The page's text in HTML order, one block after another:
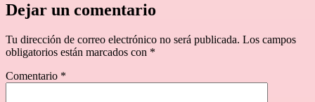
Dejar un comentario
Tu dirección de correo electrónico no será publicada. Los campos
obligatorios están marcados con *
Comentario *